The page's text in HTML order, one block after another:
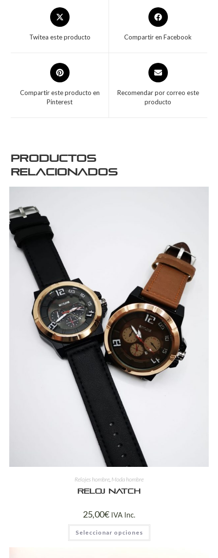
Twitea este producto Compartir en Facebook
Compartir este producto en
Pinterest
Recomendar por correo este
producto
Productos
relacionados
Relojes hombre, Moda hombre
Reloj Natch
25,00€ IVA Inc.
Seleccionar opciones